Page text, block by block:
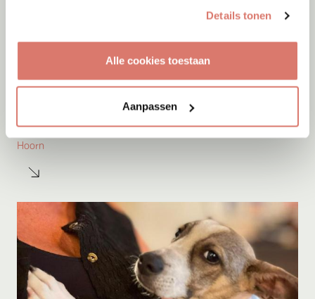
Details tonen
Alle cookies toestaan
Aanpassen
Ayrin
Hoorn